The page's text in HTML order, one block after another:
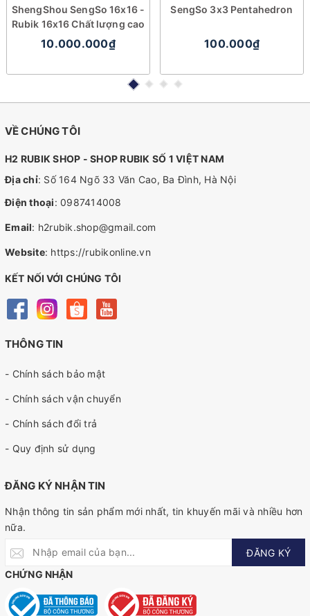
ShengShou SengSo 16x16 -
Rubik 16x16 Chất lượng cao
10.000.000₫
SengSo 3x3 Pentahedron
100.000₫
VỀ CHÚNG TÔI
H2 RUBIK SHOP - SHOP RUBIK SỐ 1 VIỆT NAM
Địa chỉ: Số 164 Ngõ 33 Văn Cao, Ba Đình, Hà Nội
Điện thoại: 0987414008
Email: h2rubik.shop@gmail.com
Website: https://rubikonline.vn
KẾT NỐI VỚI CHÚNG TÔI
THÔNG TIN
- Chính sách bảo mật
- Chính sách vận chuyển
- Chính sách đổi trả
- Quy định sử dụng
ĐĂNG KÝ NHẬN TIN
Nhận thông tin sản phẩm mới nhất, tin khuyến mãi và nhiều hơn
nữa.
ĐĂNG KÝ
CHỨNG NHẬN